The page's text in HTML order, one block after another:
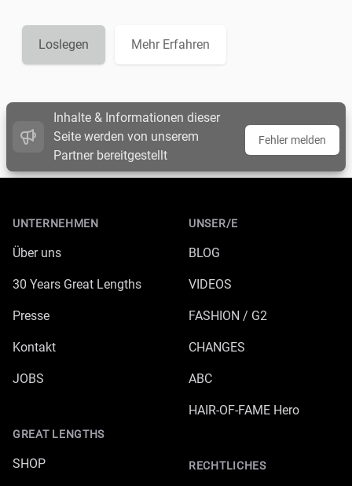
Loslegen Mehr Erfahren
Inhalte & Informationen dieser
Seite werden von unserem
Partner bereitgestellt
Fehler melden
UNTERNEHMEN
Über uns
30 Years Great Lengths
Presse
Kontakt
JOBS
GREAT LENGTHS
SHOP
UNSER/E
BLOG
VIDEOS
FASHION / G2
CHANGES
ABC
HAIR-OF-FAME Hero
RECHTLICHES